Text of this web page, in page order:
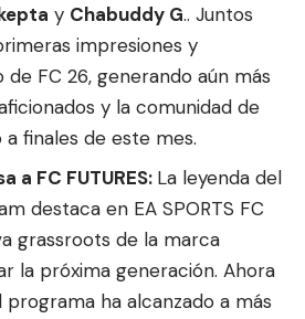
y Chabuddy G.. Juntos
impresiones y
FC 26, generando aún más
y la comunidad de
finales de este mes.
a FC FUTURES: La leyenda del
destaca en EA SPORTS FC
grassroots de la marca
la próxima generación. Ahora
ha alcanzado a más